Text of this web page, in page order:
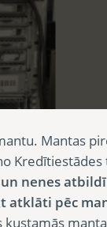
Mantas
nenes
atklāti pēc
kustamās